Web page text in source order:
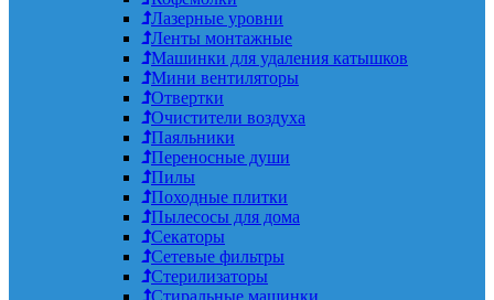
Лазерные уровни
Ленты монтажные
Машинки для удаления катышков
Мини вентиляторы
Отвертки
Очистители воздуха
Паяльники
Переносные души
Пилы
Походные плитки
Пылесосы для дома
Секаторы
Сетевые фильтры
Стерилизаторы
Стиральные машинки